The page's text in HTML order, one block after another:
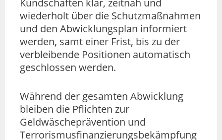
wiederholt über die Schutzmaßnahmen
und den Abwicklungsplan informiert
werden, samt einer Frist, bis zu der
verbleibende Positionen automatisch
geschlossen werden.
Während der gesamten Abwicklung
bleiben die Pflichten zur
Geldwäscheprävention und
Terrorismusfinanzierungsbekämpfung